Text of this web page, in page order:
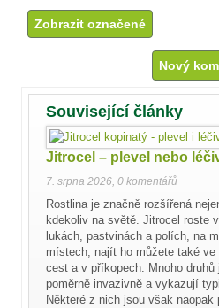
Nový
Související články
Jitrocel – plevel nebo
7. srpna 2026, 0 komentářů
Rostlina je značně rozšířená
kdekoliv na světě. Jitrocel roste
lukách, pastvinách a polích, na
místech, najít ho můžete také
cest a v příkopech. Mnoho
poměrně invazivně a vykazují
Některé z nich jsou však naopak